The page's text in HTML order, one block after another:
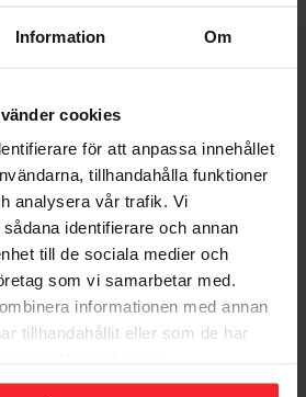
Information Om
cookies
för att anpassa innehållet
tillhandahålla funktioner
analysera vår trafik. Vi
identifierare och annan
till de sociala medier och
som vi samarbetar med.
informationen med annan
tillhandahållit eller som de har
en bedømmelse.